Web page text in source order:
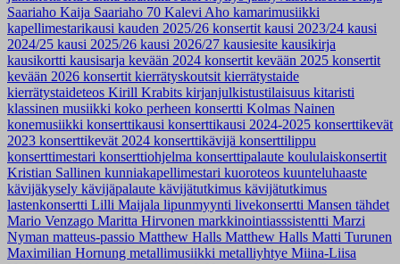
Saariaho Kaija Saariaho 70 Kalevi Aho kamarimusiikki
kapellimestarikausi kauden 2025/26 konsertit kausi 2023/24 kausi
2024/25 kausi 2025/26 kausi 2026/27 kausiesite kausikirja
kausikortti kausisarja kevään 2024 konsertit kevään 2025 konsertit
kevään 2026 konsertit kierrätyskoutsit kierrätystaide
kierrätystaideteos Kirill Krabits kirjanjulkistustilaisuus kitaristi
klassinen musiikki koko perheen konsertti Kolmas Nainen
konemusiikki konserttikausi konserttikausi 2024-2025 konserttikevät
2023 konserttikevät 2024 konserttikävijä konserttilippu
konserttimestari konserttiohjelma konserttipalaute koululaiskonsertit
Kristian Sallinen kunniakapellimestari kuoroteos kuunteluhaaste
kävijäkysely kävijäpalaute kävijätutkimus kävijätutkimus
lastenkonsertti Lilli Maijala lipunmyynti livekonsertti Mansen tähdet
Mario Venzago Maritta Hirvonen markkinointiasssistentti Marzi
Nyman matteus-passio Matthew Halls Matthew Halls Matti Turunen
Maximilian Hornung metallimusiikki metalliyhtye Miina-Liisa